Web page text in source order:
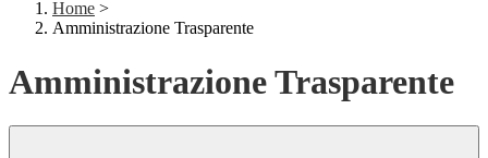
Home >
Amministrazione Trasparente
Amministrazione Trasparente